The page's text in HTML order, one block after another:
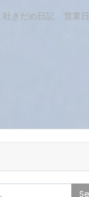
吐きだめ日記 営業日